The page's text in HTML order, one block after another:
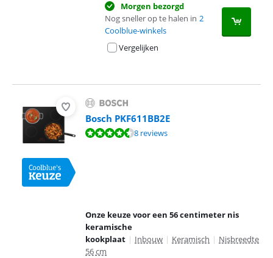
Morgen bezorgd
Nog sneller op te halen in 2
Coolblue-winkels
Vergelijken
Bosch PKF611BB2E
Beoordeling is 9,1 van de 10, gebaseerd op 8 reviews.
8 reviews
Onze keuze voor een 56 centimeter nis
keramische
kookplaat | Inbouw | Keramisch | Nisbreedte
56 cm